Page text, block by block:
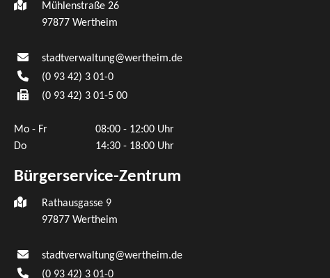
Mühlenstraße 26
97877 Wertheim
stadtverwaltung@wertheim.de
(0 93 42) 3 01-0
(0 93 42) 3 01-5 00
Mo - Fr
08:00 - 12:00 Uhr
Do
14:30 - 18:00 Uhr
Bürgerservice-Zentrum
Rathausgasse 9
97877 Wertheim
stadtverwaltung@wertheim.de
(0 93 42) 3 01-0